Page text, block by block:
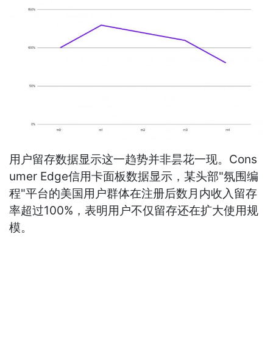
用户留存数据显示这一趋势并非昙花一现。Cons
umer Edge信用卡面板数据显示，某头部"氛围编
程"平台的美国用户群体在注册后数月内收入留存
率超过100%，表明用户不仅留存还在扩大使用规
模。